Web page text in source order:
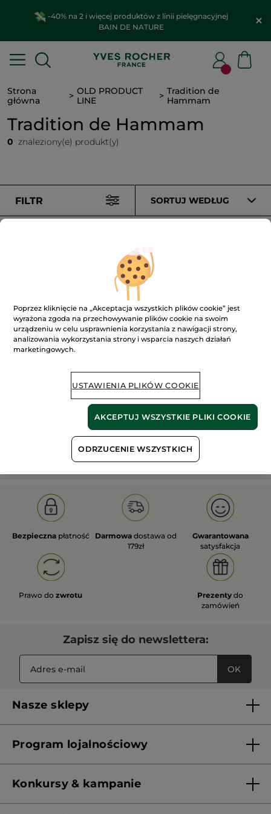
-40% na 2 i więcej produktów z linii pielęgnacyjnej
BAIN DE NATURE
Strona
główna
OLD PRODUCT
LINE
Tradition de
Hammam
Tradition de Hammam
0 znaleziony(e) produkt(y)
FILTR SORTUJ WEDŁUG
100%
Pokaż więcej
OLD PRODUCT LINE LES DEODORANTS NAT.
Bezpieczna płatność Darmowa dostawa od
179zł
Gwarantowana
satysfakcja
Prawo dozwrotu Prezenty do
zamówień
Zapisz się do newslettera:
OK
Nasze sklepy
Franczyza
Program lojalnościowy
Konkursy & kampanie
Poprzez kliknięcie na „Akceptacja wszystkich plików cookie” jest
wyrażona zgoda na przechowywanie plików cookie na swoim
urządzeniu w celu usprawnienia korzystania z nawigacji strony,
analizowania wykorzystania strony i wsparcia naszych działań
marketingowych.
USTAWIENIA PLIKÓW COOKIE
ODRZUCENIE WSZYSTKICH
AKCEPTUJ WSZYSTKIE PLIKI COOKIE